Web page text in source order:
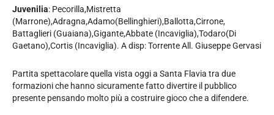
Juvenilia: Pecorilla,Mistretta
(Marrone),Adragna,Adamo(Bellinghieri),Ballotta,Cirrone,
Battaglieri (Guaiana),Gigante,Abbate (Incaviglia),Todaro(Di
Gaetano),Cortis (Incaviglia). A disp: Torrente All. Giuseppe Gervasi
Partita spettacolare quella vista oggi a Santa Flavia tra due
formazioni che hanno sicuramente fatto divertire il pubblico
presente pensando molto più a costruire gioco che a difendere.